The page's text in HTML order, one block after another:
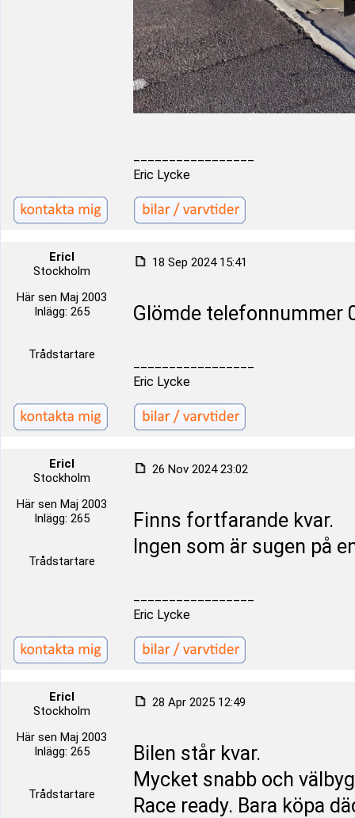
Eric Lycke
Ericl
Stockholm
Här sen Maj 2003
Inlägg: 265
Trådstartare
18 Sep 2024 15:41
Glömde telefonnummer
Eric Lycke
Ericl
Stockholm
Här sen Maj 2003
Inlägg: 265
Trådstartare
26 Nov 2024 23:02
Finns fortfarande kvar.
Ingen som är sugen på
Eric Lycke
Ericl
Stockholm
Här sen Maj 2003
Inlägg: 265
Trådstartare
28 Apr 2025 12:49
Bilen står kvar.
Mycket snabb och
Race ready. Bara köpa